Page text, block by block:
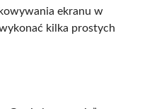
ekranu w
kilka prostych